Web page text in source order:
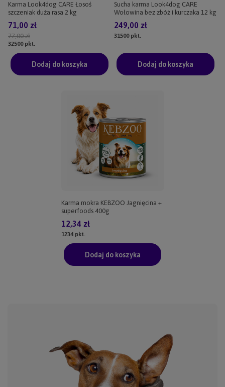
Karma Look4dog CARE Łosoś
szczeniak duża rasa 2 kg
77,00 zł
71,00 zł
32500pkt.
Dodaj do koszyka
Sucha karma Look4dog CARE
Wołowina bez zbóż i kurczaka 12 kg
249,00 zł
31500pkt.
Dodaj do koszyka
Karma mokra KEBZOO Jagnięcina +
superfoods 400g
12,34 zł
1234pkt.
Dodaj do koszyka